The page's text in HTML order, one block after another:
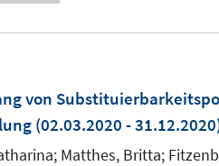
von
(02.03.2020 -
Matthes, Britta;